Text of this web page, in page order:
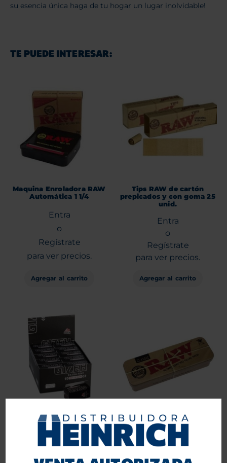
su esencia única haga de tu hogar un lugar inolvidable!
TE PUEDE INTERESAR:
Maquina Enroladora RAW
Automática 1 1/4
Entra
o
Regístrate
para ver precios.
Agregar al carrito
Tips RAW de cartón
prepicados y con goma 25
unid.
Entra
o
Regístrate
para ver precios.
Agregar al carrito
Papelillos Gizeh Rolls 5
mts Extra fine 20 unid.
Entra
Cajita metálica RAW para
preenrolados King Size
Entra